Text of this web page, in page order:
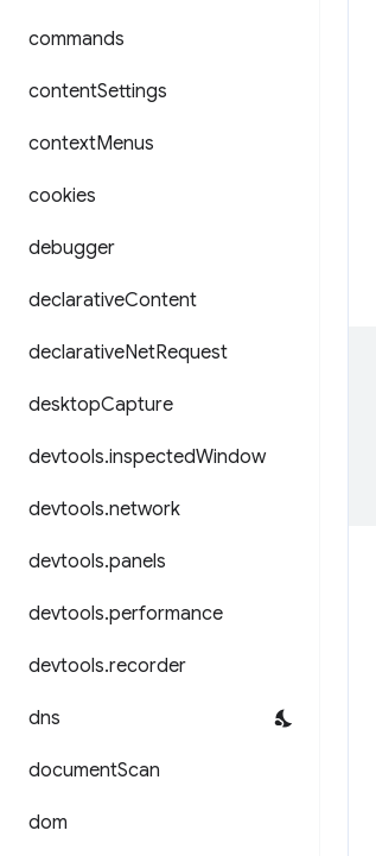
commands
contentSettings
contextMenus
cookies
debugger
declarativeContent
declarativeNetRequest
desktopCapture
devtools.inspectedWindow
devtools.network
devtools.panels
devtools.performance
devtools.recorder
dns
documentScan
dom